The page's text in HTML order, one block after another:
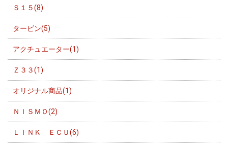
Ｓ１５(8)
タービン(5)
アクチュエーター(1)
Ｚ３３(1)
オリジナル商品(1)
ＮＩＳＭＯ(2)
ＬＩＮＫ ＥＣＵ(6)